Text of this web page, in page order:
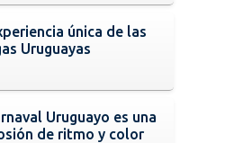
única de las
Uruguayas
Uruguayo es una
de ritmo y color